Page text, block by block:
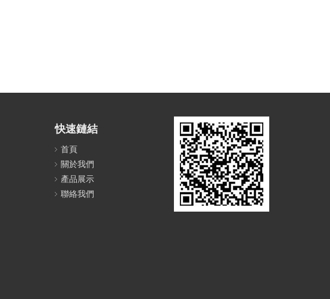
快速鏈結
首頁
關於我們
產品展示
聯絡我們